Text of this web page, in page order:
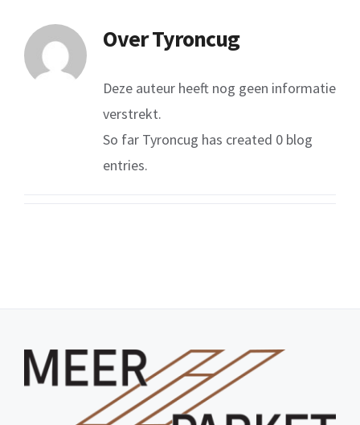
OverTyroncug
Deze auteur heeft nog geen informatie
verstrekt.
So far Tyroncug has created 0 blog
entries.